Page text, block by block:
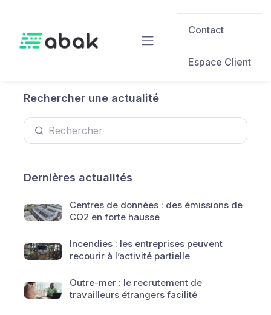
Contact
Espace Client
Rechercher une actualité
Dernières actualités
Centres de données : des émissions de
CO2 en forte hausse
Incendies : les entreprises peuvent
recourir à l’activité partielle
Outre-mer : le recrutement de
travailleurs étrangers facilité